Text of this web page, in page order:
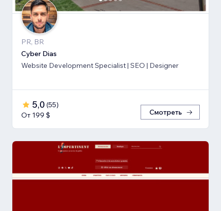
PR, BR
Cyber Dias
Website Development Specialist | SEO | Designer
5,0 (55)
От 199 $
Смотреть